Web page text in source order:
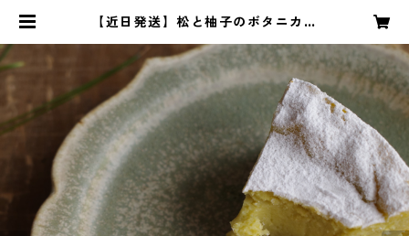
【近日発送】松と柚子のボタニカル